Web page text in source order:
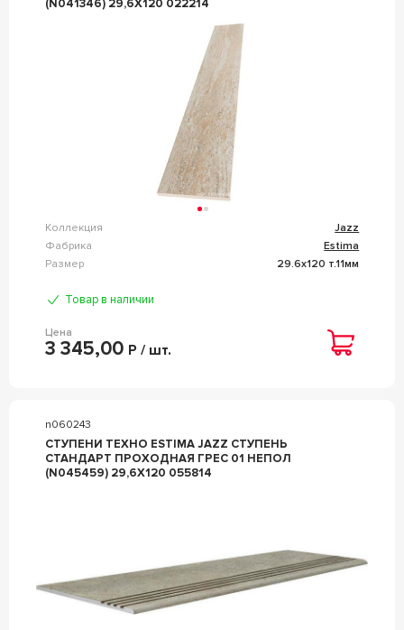
(N041346) 29,6X120 022214
Коллекция
Jazz
Фабрика
Estima
Размер
29.6x120 т.11мм
Товар в наличии
Цена
3 345,00 Р / шт.
n060243
СТУПЕНИ ТЕХНО ESTIMA JAZZ СТУПЕНЬ
СТАНДАРТ ПРОХОДНАЯ ГРЕС 01 НЕПОЛ
(N045459) 29,6X120 055814